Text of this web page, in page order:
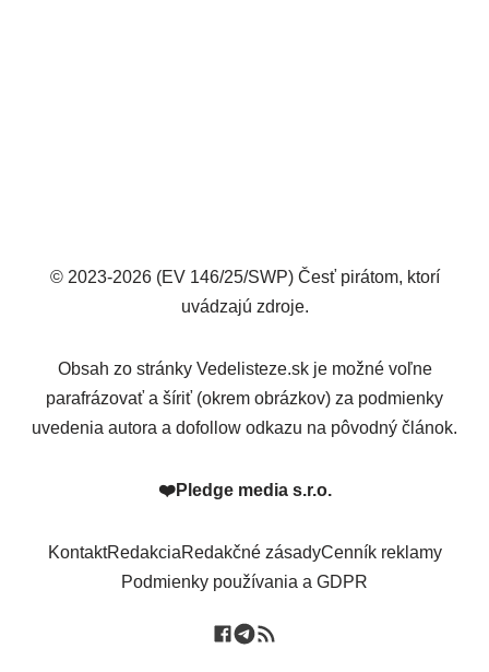
© 2023-2026 (EV 146/25/SWP) Česť pirátom, ktorí
uvádzajú zdroje.
Obsah zo stránky Vedelisteze.sk je možné voľne
parafrázovať a šíriť (okrem obrázkov) za podmienky
uvedenia autora a dofollow odkazu na pôvodný článok.
❤️Pledge media s.r.o.
KontaktRedakciaRedakčné zásadyCenník reklamy
Podmienky používania a GDPR